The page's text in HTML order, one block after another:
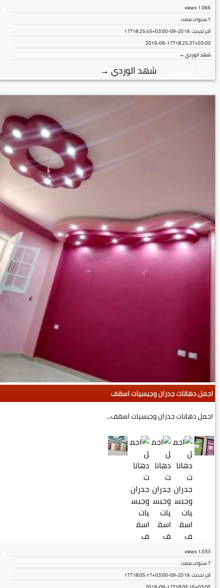
1٬066
7 سنوات مضت
آخر تحديث :2019-09-17T18:25:45+03:00
2019-09-17T18:25:37+03:00
شهد الوردي →
شهد الوردي →
اجمل دهانات جدران وجبسيات اسقف
اجمل دهانات جدران وجبسيات اسقف...
1٬033
7 سنوات مضت
آخر تحديث :2019-09-17T18:05:17+03:00